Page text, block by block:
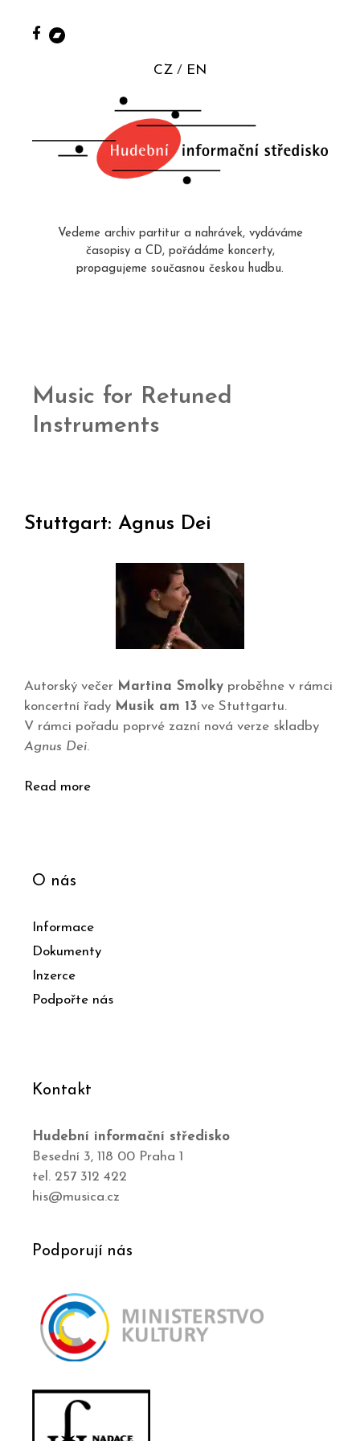
CZ EN
Vedeme archiv partitur a nahrávek, vydáváme
časopisy a CD, pořádáme koncerty,
propagujeme současnou českou hudbu.
Music for Retuned
Instruments
Stuttgart: Agnus Dei
Autorský večer Martina Smolky proběhne v rámci
koncertní řady Musik am 13 ve Stuttgartu.
V rámci pořadu poprvé zazní nová verze skladby
Agnus Dei.
Read more
O nás
Informace
Dokumenty
Inzerce
Podpořte nás
Kontakt
Hudební informační středisko
Besední 3, 118 00 Praha 1
tel. 257 312 422
his@musica.cz
Podporují nás